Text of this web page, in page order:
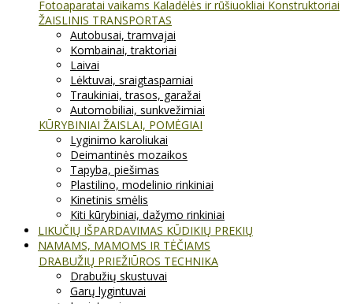
Fotoaparatai vaikams Kaladėlės ir rūšiuokliai Konstruktoriai
ŽAISLINIS TRANSPORTAS
Autobusai, tramvajai
Kombainai, traktoriai
Laivai
Lėktuvai, sraigtasparniai
Traukiniai, trasos, garažai
Automobiliai, sunkvežimiai
KŪRYBINIAI ŽAISLAI, POMĖGIAI
Lyginimo karoliukai
Deimantinės mozaikos
Tapyba, piešimas
Plastilino, modelinio rinkiniai
Kinetinis smėlis
Kiti kūrybiniai, dažymo rinkiniai
LIKUČIŲ IŠPARDAVIMAS KŪDIKIŲ PREKIŲ
NAMAMS, MAMOMS IR TĖČIAMS
DRABUŽIŲ PRIEŽIŪROS TECHNIKA
Drabužių skustuvai
Garų lygintuvai